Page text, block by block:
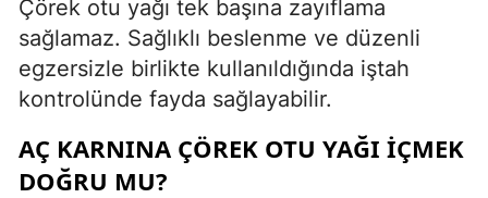
Çörek otu yağı tek başına zayıflama
sağlamaz. Sağlıklı beslenme ve düzenli
egzersizle birlikte kullanıldığında iştah
kontrolünde fayda sağlayabilir.
AÇ KARNINA ÇÖREK OTU YAĞI IÇMEK
DOĞRU MU?